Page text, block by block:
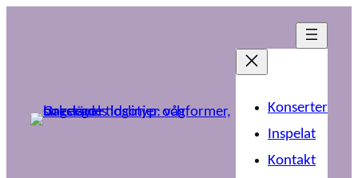
Konserter
Inspelat
Kontakt